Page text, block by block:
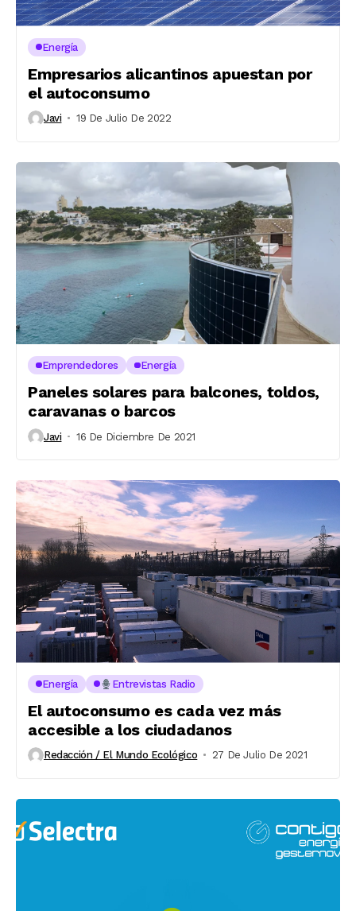
Energía
Empresarios alicantinos apuestan por
el autoconsumo
Javi 19 De Julio De 2022
Emprendedores Energía
Paneles solares para balcones, toldos,
caravanas o barcos
Javi 16 De Diciembre De 2021
Energía Entrevistas Radio
El autoconsumo es cada vez más
accesible a los ciudadanos
Redacción / El Mundo Ecológico 27 De Julio De 2021